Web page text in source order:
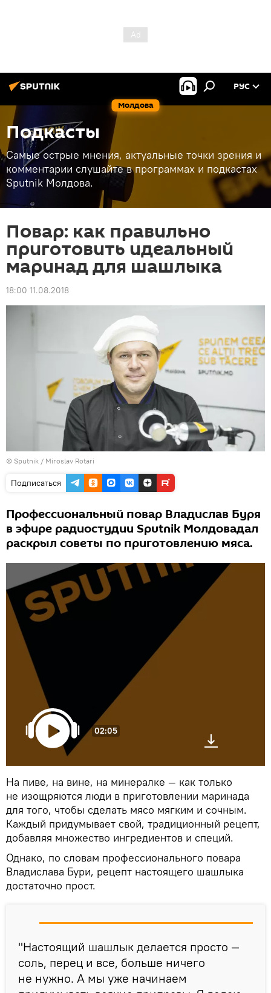
Молдова
РУС
Подкасты
Самые острые мнения, актуальные точки зрения и
комментарии слушайте в программах и подкастах
Sputnik Молдова.
Повар: как правильно
приготовить идеальный
маринад для шашлыка
18:00 11.08.2018
© Sputnik / Miroslav Rotari
Подписаться
Профессиональный повар Владислав Буря
в эфире радиостудии Sputnik Молдовадал
раскрыл советы по приготовлению мяса.
02:05
На пиве, на вине, на минералке — как только
не изощряются люди в приготовлении маринада
для того, чтобы сделать мясо мягким и сочным.
Каждый придумывает свой, традиционный рецепт,
добавляя множество ингредиентов и специй.
Однако, по словам профессионального повара
Владислава Бури, рецепт настоящего шашлыка
достаточно прост.
"Настоящий шашлык делается просто —
соль, перец и все, больше ничего
не нужно. А мы уже начинаем